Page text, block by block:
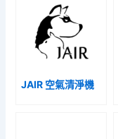
JAIR 空氣清淨機